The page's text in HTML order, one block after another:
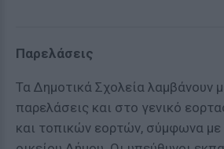
Παρελάσεις
Τα Δημοτικά Σχολεία λαμβάνουν
παρελάσεις και στο γενικό
και τοπικών εορτών, σύμφωνα